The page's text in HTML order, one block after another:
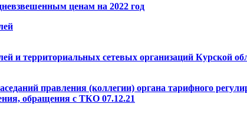
ценам на 2022 год
и территориальных сетевых организаций Курской
правления (коллегии) органа тарифного
обращения с ТКО 07.12.21